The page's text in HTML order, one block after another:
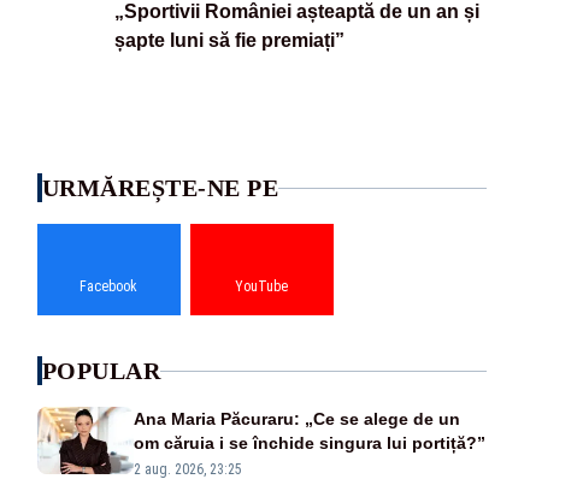
„Sportivii României așteaptă de un an și
șapte luni să fie premiați”
URMĂREȘTE-NE PE
Facebook YouTube
POPULAR
Ana Maria Păcuraru: „Ce se alege de un
om căruia i se închide singura lui portiță?”
2 aug. 2026, 23:25